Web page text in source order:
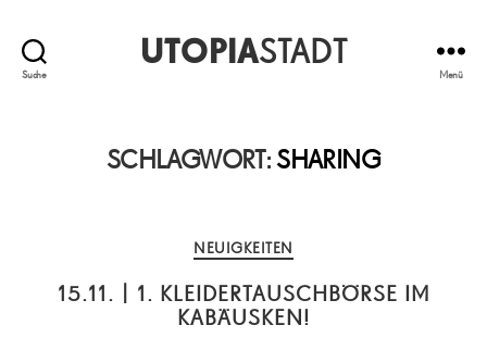
Suche
UTOPIASTADT
Menü
SCHLAGWORT:SHARING
Kategorien
NEUIGKEITEN
15.11. | 1. KLEIDERTAUSCHBÖRSE IM
KABÄUSKEN!